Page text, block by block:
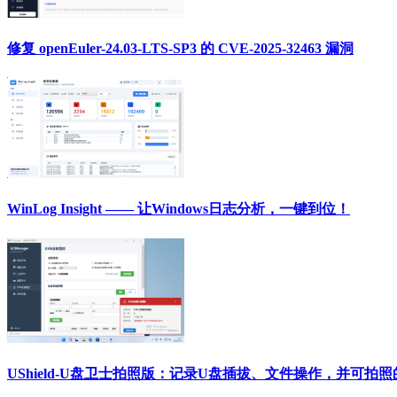
修复 openEuler-24.03-LTS-SP3 的 CVE-2025-32463 漏洞
WinLog Insight —— 让Windows日志分析，一键到位！
UShield-U盘卫士拍照版：记录U盘插拔、文件操作，并可拍照